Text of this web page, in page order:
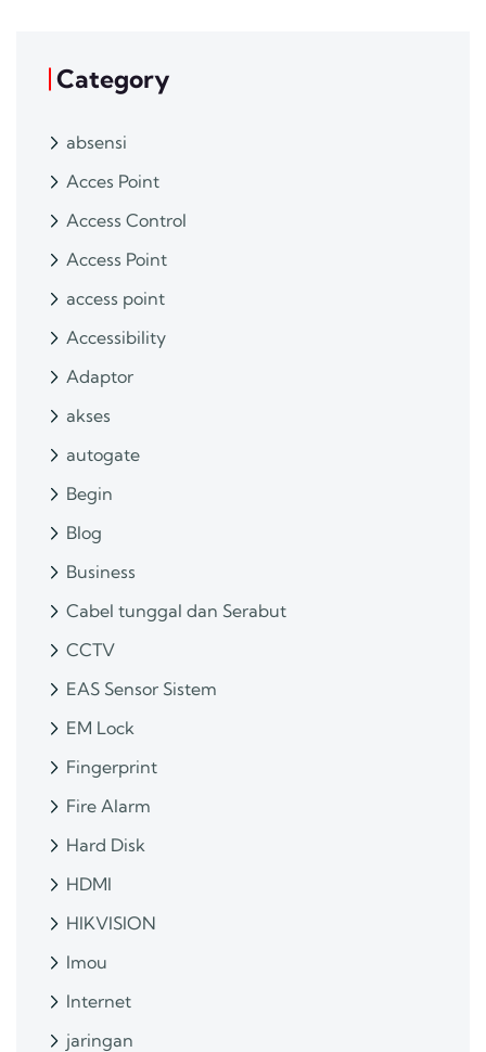
Category
absensi
Acces Point
Access Control
Access Point
access point
Accessibility
Adaptor
akses
autogate
Begin
Blog
Business
Cabel tunggal dan Serabut
CCTV
EAS Sensor Sistem
EM Lock
Fingerprint
Fire Alarm
Hard Disk
HDMI
HIKVISION
Imou
Internet
jaringan